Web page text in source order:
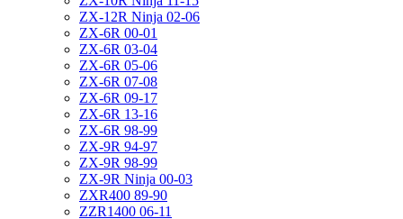
ZX-12R Ninja 02-06
ZX-6R 00-01
ZX-6R 03-04
ZX-6R 05-06
ZX-6R 07-08
ZX-6R 09-17
ZX-6R 13-16
ZX-6R 98-99
ZX-9R 94-97
ZX-9R 98-99
ZX-9R Ninja 00-03
ZXR400 89-90
ZZR1400 06-11